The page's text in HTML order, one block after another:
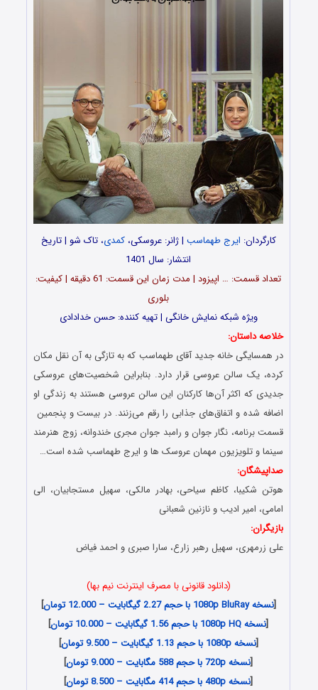
کارگردان: ایرج طهماسب | ژانر: عروسکی،کمدی، تاک شو | تاریخ
انتشار: سال 1401
تعداد قسمت: … اپیزود | مدت زمان این قسمت: 61 دقیقه | کیفیت:
بلوری
ویژه شبکه نمایش خانگی | تهیه کننده: حسن خدادادی
خلاصه داستان:
در همسایگی خانه جدید آقای طهماسب که به تازگی به آن نقل مکان
کرده، یک سالن عروسی قرار دارد. بنابراین شخصیت‌های عروسکی
جدیدی که اکثر آن‌ها کارکنان این سالن عروسی هستند به زندگی او
اضافه شده و اتفاق‌های جذابی را رقم می‌زنند. در بیست و پنجمین
قسمت برنامه، نگار جوان و رامبد جوان مجری خندوانه، زوج هنرمند
سینما و تلویزیون مهمان عروسک ها و ایرج طهماسب شده است…
صداپیشگان:
هوتن شکیبا، کاظم سیاحى، بهادر مالکى، سهیل مستجابیان، الى
امامى، امیر ادیب و نازنین شعبانى
بازیگران:
علی زرمهری، سهیل رهبر زارع، سارا صبری و احمد فیاض
(دانلود قانونی با مصرف اینترنت نیم بها)
[نسخه 1080p BluRay با حجم 2.27 گیگابایت – 12.000 تومان
]
[نسخه 1080p HQ با حجم 1.56 گیگابایت – 10.000 تومان
]
[نسخه 1080p با حجم 1.13 گیگابایت – 9.500 تومان
]
[نسخه 720p با حجم 588 مگابایت – 9.000 تومان
]
[نسخه 480p با حجم 414 مگابایت – 8.500 تومان ]